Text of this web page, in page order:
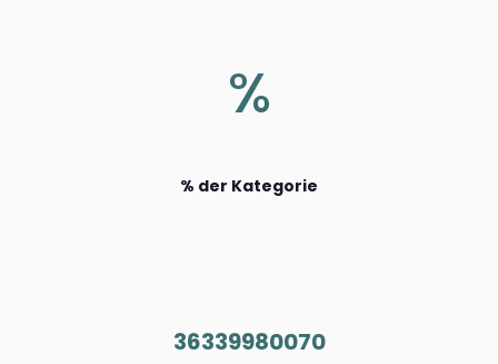
%
% der Kategorie
36339980070